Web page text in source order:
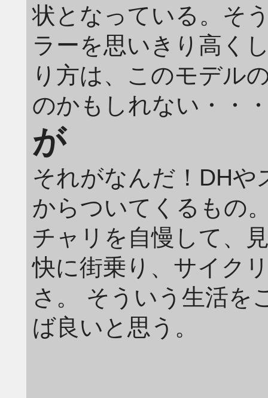
状となっている。そ
ラーを思いきり高く
り方は、このモデル
のかもしれない・・
が
それがなんだ！DHや
からついてくるもの
チャリを自慢して、
快に街乗り、サイク
さ。 そういう生活を
ば良いと思う。